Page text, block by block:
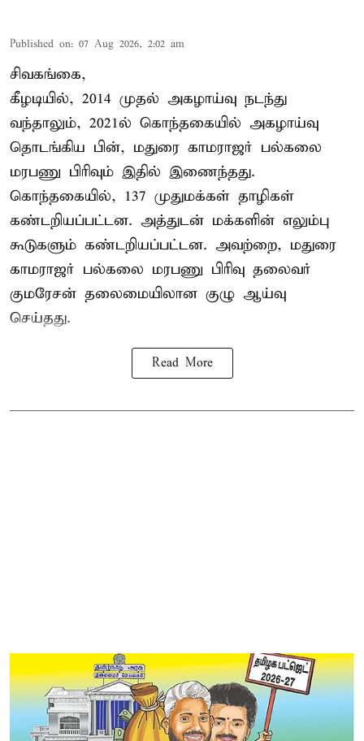
Published on: 07 Aug 2026, 2:02 am
சிவகங்கை,
கீழடியில், 2014 முதல் அகழாய்வு நடந்து
வந்தாலும், 2021ல் கொந்தகையில் அகழாய்வு
தொடங்கிய பின், மதுரை காமராஜர் பல்கலை
மரபணு பிரிவும் இதில் இணைந்தது.
கொந்தகையில், 137 முதுமக்கள் தாழிகள்
கண்டறியப்பட்டன. அத்துடன் மக்களின் எலும்பு
கூடுகளும் கண்டறியப்பட்டன. அவற்றை, மதுரை
காமராஜர் பல்கலை மரபணு பிரிவு தலைவர்
குமரேசன் தலைமையிலான குழு ஆய்வு
செய்தது.
Read More